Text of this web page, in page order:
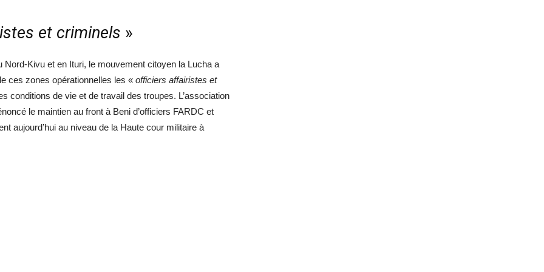
et criminels »
Nord-Kivu et en Ituri, le mouvement citoyen la Lucha a
ces zones opérationnelles les « officiers affairistes et
conditions de vie et de travail des troupes. L’association
le maintien au front à Beni d’officiers FARDC et
aujourd’hui au niveau de la Haute cour militaire à